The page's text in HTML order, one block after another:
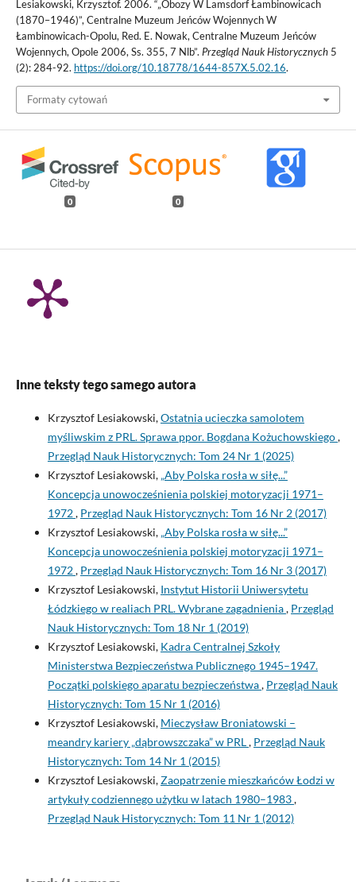
Lesiakowski, Krzysztof. 2006. “„Obozy W Lamsdorf Łambinowicach
(1870–1946)”, Centralne Muzeum Jeńców Wojennych W
Łambinowicach-Opolu, Red. E. Nowak, Centralne Muzeum Jeńców
Wojennych, Opole 2006, Ss. 355, 7 Nlb”. Przegląd Nauk Historycznych5
(2): 284-92. https://doi.org/10.18778/1644-857X.5.02.16.
Formaty cytowań
0 0
Inne teksty tego samego autora
Krzysztof Lesiakowski,Ostatnia ucieczka samolotem
myśliwskim z PRL. Sprawa ppor. Bogdana Kożuchowskiego,
Przegląd Nauk Historycznych: Tom 24 Nr 1 (2025)
Krzysztof Lesiakowski, „Aby Polska rosła w siłę...”
Koncepcja unowocześnienia polskiej motoryzacji 1971–
1972, Przegląd Nauk Historycznych: Tom 16 Nr 2 (2017)
Krzysztof Lesiakowski, „Aby Polska rosła w siłę...”
Koncepcja unowocześnienia polskiej motoryzacji 1971–
1972, Przegląd Nauk Historycznych: Tom 16 Nr 3 (2017)
Krzysztof Lesiakowski, Instytut Historii Uniwersytetu
Łódzkiego w realiach PRL. Wybrane zagadnienia, Przegląd
Nauk Historycznych: Tom 18 Nr 1 (2019)
Krzysztof Lesiakowski, Kadra Centralnej Szkoły
Ministerstwa Bezpieczeństwa Publicznego 1945–1947.
Początki polskiego aparatu bezpieczeństwa, Przegląd Nauk
Historycznych: Tom 15 Nr 1 (2016)
Krzysztof Lesiakowski, Mieczysław Broniatowski –
meandry kariery „dąbrowszczaka” w PRL, Przegląd Nauk
Historycznych: Tom 14 Nr 1 (2015)
Krzysztof Lesiakowski,Zaopatrzenie mieszkańców Łodzi w
artykuły codziennego użytku w latach 1980–1983,
Przegląd Nauk Historycznych: Tom 11 Nr 1 (2012)